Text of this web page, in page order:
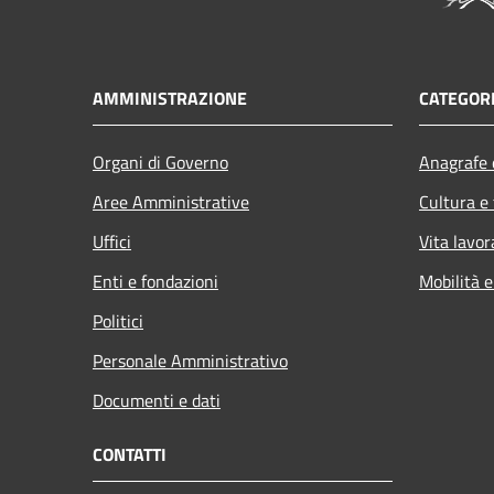
AMMINISTRAZIONE
Organi di Governo
Aree Amministrative
Uffici
Enti e fondazioni
Politici
Personale Amministrativo
Documenti e dati
Cultura
Vita
Mobilità
CONTATTI